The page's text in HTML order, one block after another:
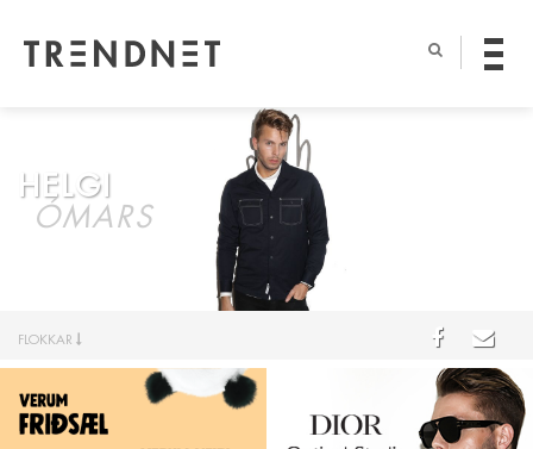
HELGI
ÓMARS
FLOKKAR